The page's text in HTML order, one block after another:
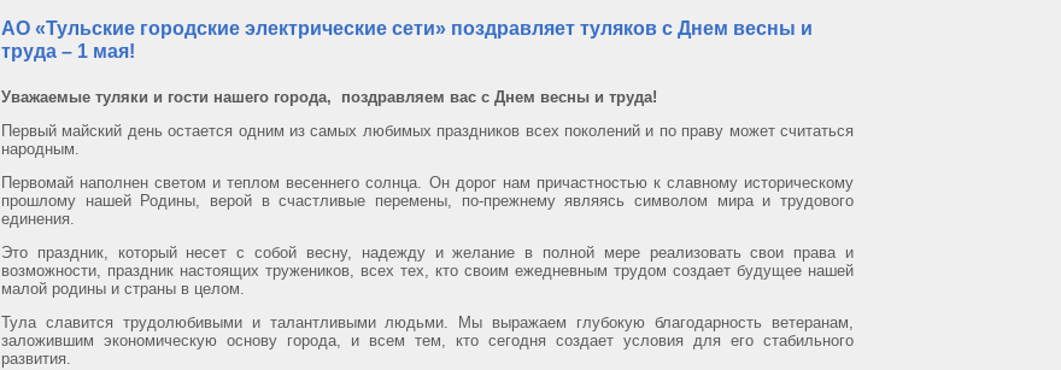
АО «Тульские городские электрические сети» поздравляет туляков с Днем весны и
труда – 1 мая!
Уважаемые туляки и гости нашего города, поздравляем вас с Днем весны и труда!
Первый майский день остается одним из самых любимых праздников всех поколений и по праву может считаться
народным.
Первомай наполнен светом и теплом весеннего солнца. Он дорог нам причастностью к славному историческому
прошлому нашей Родины, верой в счастливые перемены, по-прежнему являясь символом мира и трудового
единения.
Это праздник, который несет с собой весну, надежду и желание в полной мере реализовать свои права и
возможности, праздник настоящих тружеников, всех тех, кто своим ежедневным трудом создает будущее нашей
малой родины и страны в целом.
Тула славится трудолюбивыми и талантливыми людьми. Мы выражаем глубокую благодарность ветеранам,
заложившим экономическую основу города, и всем тем, кто сегодня создает условия для его стабильного
развития.